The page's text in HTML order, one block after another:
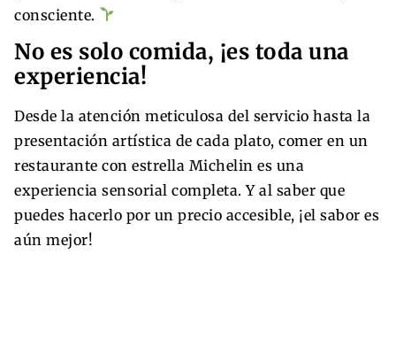
consciente.
No es solo comida, ¡es toda una
experiencia!
Desde la atención meticulosa del servicio hasta la
presentación artística de cada plato, comer en un
restaurante con estrella Michelin es una
experiencia sensorial completa. Y al saber que
puedes hacerlo por un precio accesible, ¡el sabor es
aún mejor!